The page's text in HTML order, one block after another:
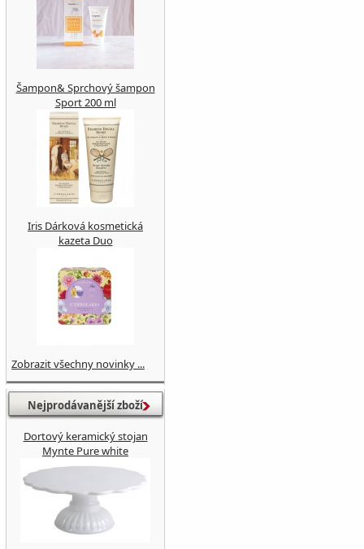
Šampon& Sprchový šampon
Sport 200 ml
Iris Dárková kosmetická
kazeta Duo
Zobrazit všechny novinky ...
Nejprodávanější zboží
Dortový keramický stojan
Mynte Pure white